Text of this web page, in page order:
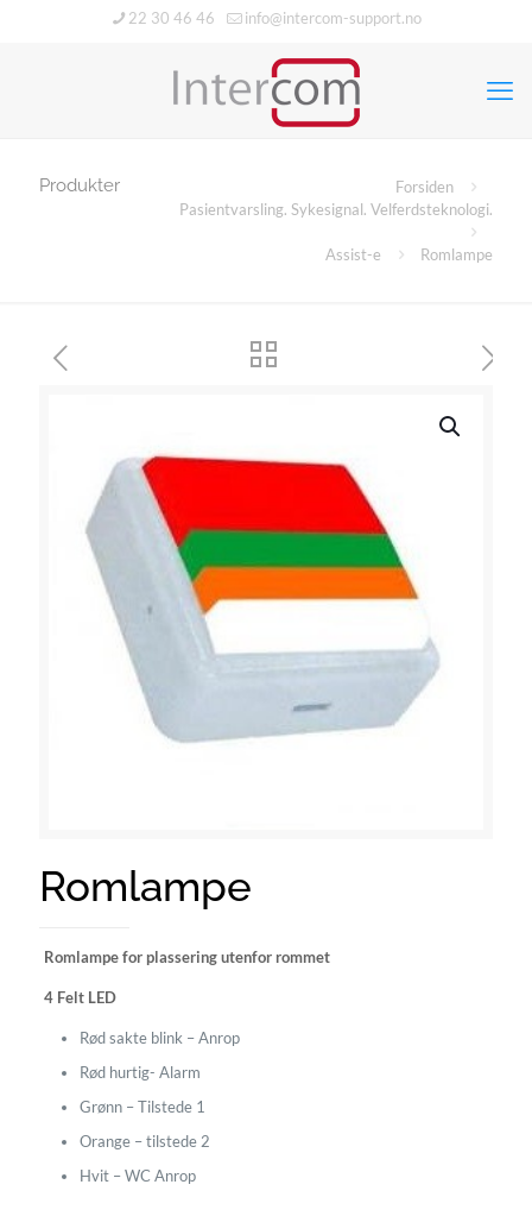
22 30 46 46 info@intercom-support.no
Produkter
Forsiden
Pasientvarsling. Sykesignal. Velferdsteknologi.
Assist-e Romlampe
Romlampe
Romlampe for plassering utenfor rommet
4 Felt LED
Rød sakte blink – Anrop
Rød hurtig- Alarm
Grønn – Tilstede 1
Orange – tilstede 2
Hvit – WC Anrop